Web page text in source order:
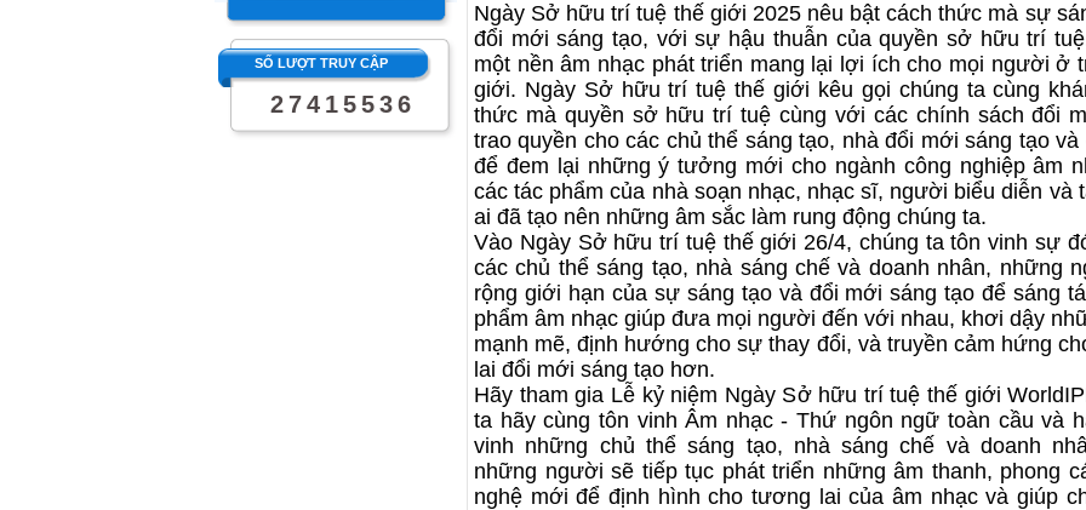
SỐ LƯỢT TRUY CẬP
2 7 4 1 5 5 3 6
Ngày Sở hữu trí tuệ thế giới 2025 nêu bật cách thức mà sự
đổi mới sáng tạo, với sự hậu thuẫn của quyền sở hữu trí
một nền âm nhạc phát triển mang lại lợi ích cho mọi người ở
giới. Ngày Sở hữu trí tuệ thế giới kêu gọi chúng ta cùng
thức mà quyền sở hữu trí tuệ cùng với các chính sách đổi
trao quyền cho các chủ thể sáng tạo, nhà đổi mới sáng tạo và
để đem lại những ý tưởng mới cho ngành công nghiệp âm
các tác phẩm của nhà soạn nhạc, nhạc sĩ, người biểu diễn và
ai đã tạo nên những âm sắc làm rung động chúng ta.
Vào Ngày Sở hữu trí tuệ thế giới 26/4, chúng ta tôn vinh sự
các chủ thể sáng tạo, nhà sáng chế và doanh nhân, những
rộng giới hạn của sự sáng tạo và đổi mới sáng tạo để sáng
phẩm âm nhạc giúp đưa mọi người đến với nhau, khơi dậy
mạnh mẽ, định hướng cho sự thay đổi, và truyền cảm hứng
lai đổi mới sáng tạo hơn.
Hãy tham gia Lễ kỷ niệm Ngày Sở hữu trí tuệ thế giới
ta hãy cùng tôn vinh Âm nhạc - Thứ ngôn ngữ toàn cầu và
vinh những chủ thể sáng tạo, nhà sáng chế và doanh
những người sẽ tiếp tục phát triển những âm thanh, phong
nghệ mới để định hình cho tương lai của âm nhạc và giúp